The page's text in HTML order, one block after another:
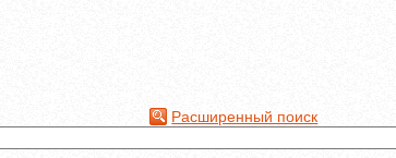
Расширенный поиск